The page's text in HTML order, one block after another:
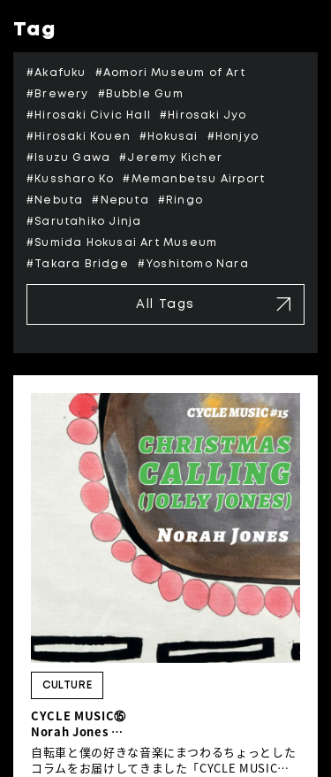
Tag
#Akafuku #Aomori Museum of Art
#Brewery #Bubble Gum
#Hirosaki Civic Hall #Hirosaki Jyo
#Hirosaki Kouen #Hokusai #Honjyo
#Isuzu Gawa #Jeremy Kicher
#Kussharo Ko #Memanbetsu Airport
#Nebuta #Neputa #Ringo
#Sarutahiko Jinja
#Sumida Hokusai Art Museum
#Takara Bridge #Yoshitomo Nara
All Tags
CULTURE
CYCLE MUSIC⑮
Norah Jones
「Christmas Calling (Jolly Jones)」
自転車と僕の好きな音楽にまつわるちょっとした
コラムをお届けしてきました「CYCLE MUSIC」